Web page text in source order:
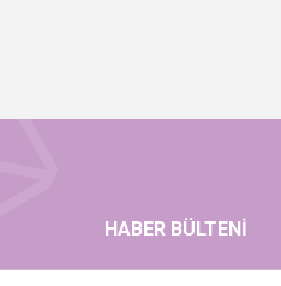
HABER BÜLTENI